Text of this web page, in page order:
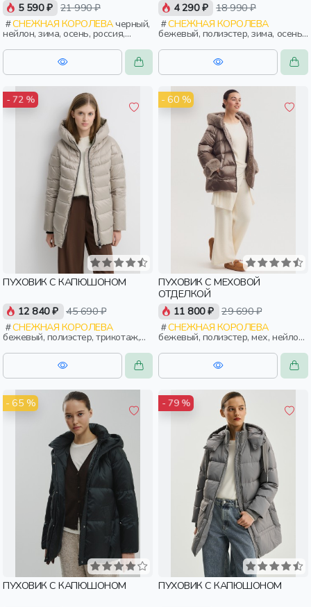
5 590 ₽ 21 990 ₽
СНЕЖНАЯ КОРОЛЕВАчерный,
нейлон, зима, осень, россия,
прямые, застежка, утепленные,
кнопки, прорези, карман,
воротник, объемные, воротник-
стойка, женщины, взрослые
4 290 ₽ 18 990 ₽
СНЕЖНАЯ КОРОЛЕВА
бежевый, полиэстер, зима, осень,
россия, прямые, капюшон,
застежка, утепленные, стеганые,
карман, женщины, взрослые
- 72 %
ПУХОВИК С КАПЮШОНОМ
12 840 ₽ 45 690 ₽
СНЕЖНАЯ КОРОЛЕВА
бежевый, полиэстер, трикотаж,
полиамид, зима, осень, россия,
прямые, капюшон, застежка,
утепленные, стеганые, прорези,
карман, женщины, взрослые
- 60 %
ПУХОВИК С МЕХОВОЙ
ОТДЕЛКОЙ
11 800 ₽ 29 690 ₽
СНЕЖНАЯ КОРОЛЕВА
бежевый, полиэстер, мех, нейлон,
зима, осень, россия, капюшон,
застежка, утепленные, стеганые,
прорези, карман, объемные,
женщины, взрослые
- 65 %
ПУХОВИК С КАПЮШОНОМ
- 79 %
ПУХОВИК С КАПЮШОНОМ